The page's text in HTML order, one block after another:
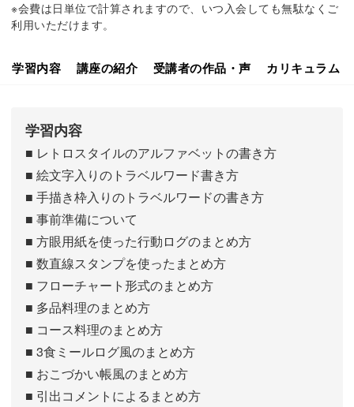
※会費は日単位で計算されますので、いつ入会しても無駄なくご
利用いただけます。
学習内容 講座の紹介 受講者の作品・声 カリキュラム
学習内容
■ レトロスタイルのアルファベットの書き方
■ 絵文字入りのトラベルワード書き方
■ 手描き枠入りのトラベルワードの書き方
■ 事前準備について
■ 方眼用紙を使った行動ログのまとめ方
■ 数直線スタンプを使ったまとめ方
■ フローチャート形式のまとめ方
■ 多品料理のまとめ方
■ コース料理のまとめ方
■ 3食ミールログ風のまとめ方
■ おこづかい帳風のまとめ方
■ 引出コメントによるまとめ方